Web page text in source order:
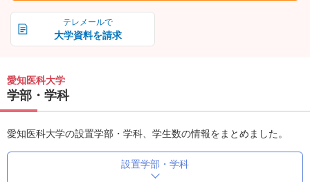
テレメールで
大学資料を請求
愛知医科大学
学部・学科
愛知医科大学の設置学部・学科、学生数の情報をまとめました。
設置学部・学科